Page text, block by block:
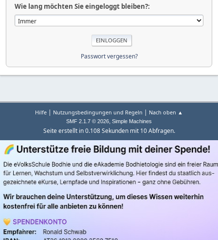
Wie lang möchten Sie eingeloggt bleiben?:
Passwort vergessen?
Hilfe | Nutzungsbedingungen und Regeln | Nach oben ▲
SMF 2.1.7 © 2026, Simple Machines
Seite erstellt in 0.108 Sekunden mit 10 Abfragen.